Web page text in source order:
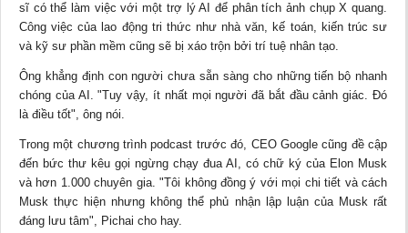
sĩ có thể làm việc với một trợ lý AI để phân tích ảnh chụp X quang.
Công việc của lao động tri thức như nhà văn, kế toán, kiến trúc sư
và kỹ sư phần mềm cũng sẽ bị xáo trộn bởi trí tuệ nhân tạo.
Ông khẳng định con người chưa sẵn sàng cho những tiến bộ nhanh
chóng của AI. "Tuy vậy, ít nhất mọi người đã bắt đầu cảnh giác. Đó
là điều tốt", ông nói.
Trong một chương trình podcast trước đó, CEO Google cũng đề cập
đến bức thư kêu gọi ngừng chạy đua AI, có chữ ký của Elon Musk
và hơn 1.000 chuyên gia. "Tôi không đồng ý với mọi chi tiết và cách
Musk thực hiện nhưng không thể phủ nhận lập luận của Musk rất
đáng lưu tâm", Pichai cho hay.